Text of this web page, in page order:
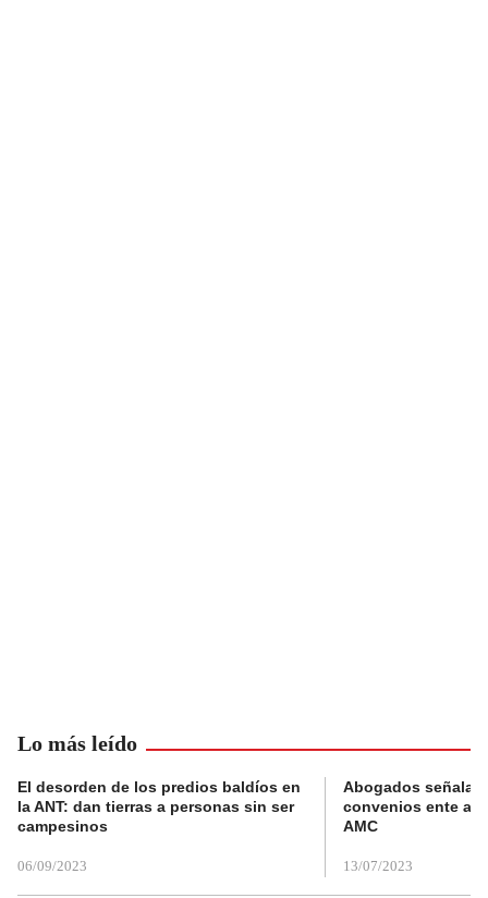
Lo más leído
El desorden de los predios baldíos en
la ANT: dan tierras a personas sin ser
campesinos
06/09/2023
Abogados
convenios ente
AMC
13/07/2023